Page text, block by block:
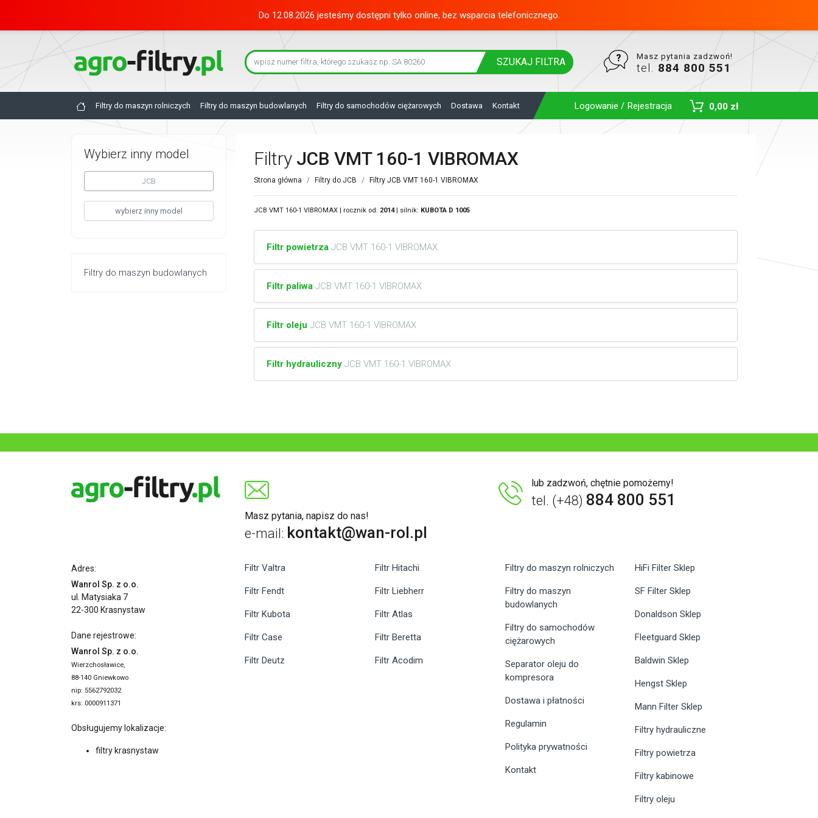
Do 12.08.2026 jesteśmy dostępni tylko online, bez wsparcia telefonicznego.
SZUKAJ FILTRA Masz pytania zadzwoń!
tel. 884 800 551
Filtry do maszyn rolniczych Filtry do maszyn budowlanych Filtry do samochodów ciężarowych Dostawa Kontakt Logowanie / Rejestracja 0,00 zł
Toggle Dropdown
Wybierz inny model
JCB
wybierz inny model
Filtry do maszyn budowlanych
Filtry JCB VMT 160-1 VIBROMAX
Strona główna Filtry do JCB Filtry JCB VMT 160-1 VIBROMAX
JCB VMT 160-1 VIBROMAX | rocznik od: 2014| silnik: KUBOTA D 1005
Filtr powietrza JCB VMT 160-1 VIBROMAX
Filtr paliwa JCB VMT 160-1 VIBROMAX
Filtr oleju JCB VMT 160-1 VIBROMAX
Filtr hydrauliczny JCB VMT 160-1 VIBROMAX
Masz pytania, napisz do nas!
e-mail: kontakt@wan-rol.pl
lub zadzwoń, chętnie pomożemy!
tel. (+48) 884 800 551
Adres:
Wanrol Sp. z o.o.
ul. Matysiaka 7
22-300 Krasnystaw
Dane rejestrowe:
Wanrol Sp. z o.o.
Wierzchosławice,
88-140 Gniewkowo
nip: 5562792032
krs: 0000911371
Obsługujemy lokalizacje:
filtry krasnystaw
Filtr Valtra
Filtr Fendt
Filtr Kubota
Filtr Case
Filtr Deutz
Filtr Hitachi
Filtr Liebherr
Filtr Atlas
Filtr Beretta
Filtr Acodim
Filtry do maszyn rolniczych
Filtry do maszyn
budowlanych
Filtry do samochodów
ciężarowych
Separator oleju do
kompresora
Dostawa i płatności
Regulamin
Polityka prywatności
Kontakt
HiFi Filter Sklep
SF Filter Sklep
Donaldson Sklep
Fleetguard Sklep
Baldwin Sklep
Hengst Sklep
Mann Filter Sklep
Filtry hydrauliczne
Filtry powietrza
Filtry kabinowe
Filtry oleju